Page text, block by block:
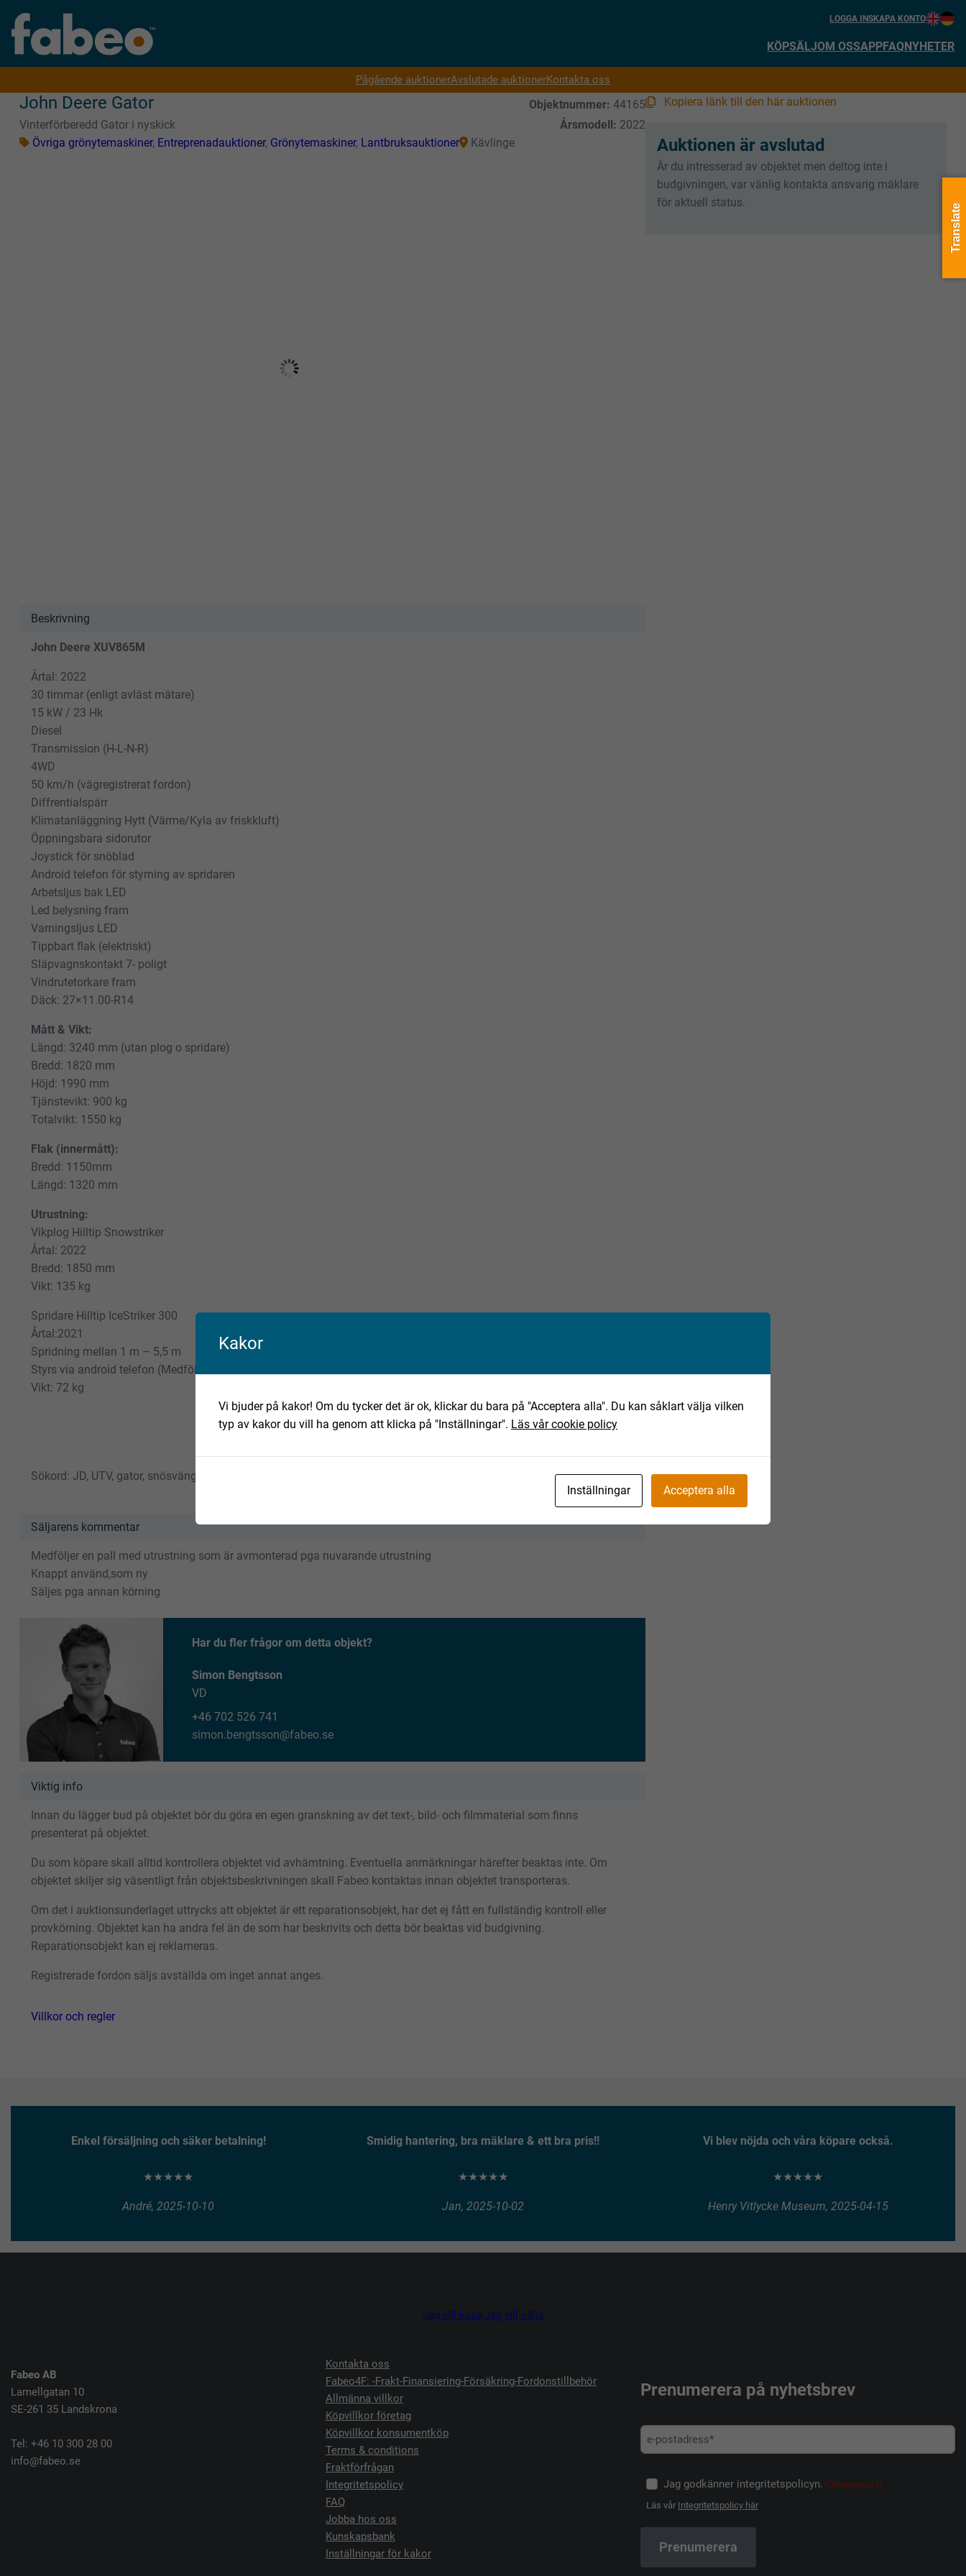
LOGGA INSKAPA KONTO
KÖPSÄLJOM OSSAPPFAQNYHETER
Pågående auktionerAvslutade auktionerKontakta oss
John Deere Gator Objektnummer: 44165
Vinterförberedd Gator i nyskick
Årsmodell: 2022
Övriga grönytemaskiner, Entreprenadauktioner, Grönytemaskiner, Lantbruksauktioner Kävlinge
Beskrivning
John Deere XUV865M
Årtal: 2022
30 timmar (enligt avläst mätare)
15 kW / 23 Hk
Diesel
Transmission (H-L-N-R)
4WD
50 km/h (vägregistrerat fordon)
Diffrentialspärr
Klimatanläggning Hytt (Värme/Kyla av friskkluft)
Öppningsbara sidorutor
Joystick för snöblad
Android telefon för styrning av spridaren
Arbetsljus bak LED
Led belysning fram
Varningsljus LED
Tippbart flak (elektriskt)
Släpvagnskontakt 7- poligt
Vindrutetorkare fram
Däck: 27×11.00-R14
Mått & Vikt:
Längd: 3240 mm (utan plog o spridare)
Bredd: 1820 mm
Höjd: 1990 mm
Tjänstevikt: 900 kg
Totalvikt: 1550 kg
Flak (innermått):
Bredd: 1150mm
Längd: 1320 mm
Utrustning:
Vikplog Hilltip Snowstriker
Årtal: 2022
Bredd: 1850 mm
Vikt: 135 kg
Spridare Hilltip IceStriker 300
Årtal:2021
Spridning mellan 1 m – 5,5 m
Styrs via android telefon (Medföljer)
Vikt: 72 kg
Sökord: JD, UTV, gator, snösvängen, snöjour, Hilltip,vikblad, spridare, saltspridare, fabeo
Säljarens kommentar
Medföljer en pall med utrustning som är avmonterad pga nuvarande utrustning
Knappt använd,som ny
Säljes pga annan körning
Har du fler frågor om detta objekt?
Simon Bengtsson
VD
+46 702 526 741
simon.bengtsson@fabeo.se
Viktig info
Innan du lägger bud på objektet bör du göra en egen granskning av det text-, bild- och filmmaterial som finns
presenterat på objektet.
Du som köpare skall alltid kontrollera objektet vid avhämtning. Eventuella anmärkningar härefter beaktas inte. Om
objektet skiljer sig väsentligt från objektsbeskrivningen skall Fabeo kontaktas innan objektet transporteras.
Om det i auktionsunderlaget uttrycks att objektet är ett reparationsobjekt, har det ej fått en fullständig kontroll eller
provkörning. Objektet kan ha andra fel än de som har beskrivits och detta bör beaktas vid budgivning.
Reparationsobjekt kan ej reklameras.
Registrerade fordon säljs avställda om inget annat anges.
Villkor och regler
Kopiera länk till den här auktionen
Auktionen är avslutad
Är du intresserad av objektet men deltog inte i
budgivningen, var vänlig kontakta ansvarig mäklare
för aktuell status.
Enkel försäljning och säker betalning!
★★★★★
André, 2025-10-10
Smidig hantering, bra mäklare & ett bra pris!!
★★★★★
Jan, 2025-10-02
Vi blev nöjda och våra köpare också.
★★★★★
Henry Vitlycke Museum, 2025-04-15
Jag vill köpaJag vill sälja
Fabeo AB
Lamellgatan 10
SE-261 35 Landskrona
Tel: +46 10 300 28 00
info@fabeo.se
Kontakta oss
Fabeo4F: -Frakt-Finansiering-Försäkring-Fordonstillbehör
Allmänna villkor
Köpvillkor företag
Köpvillkor konsumentköp
Terms & conditions
Fraktförfrågan
Integritetspolicy
FAQ
Jobba hos oss
Kunskapsbank
Inställningar för kakor
Prenumerera på nyhetsbrev
Jag godkänner integritetspolicyn. (Obligatoriskt)
Läs vår Integritetspolicy här
Kakor
Vi bjuder på kakor! Om du tycker det är ok, klickar du bara på "Acceptera alla". Du kan såklart välja vilken
typ av kakor du vill ha genom att klicka på "Inställningar". Läs vår cookie policy
Inställningar Acceptera alla
Translate